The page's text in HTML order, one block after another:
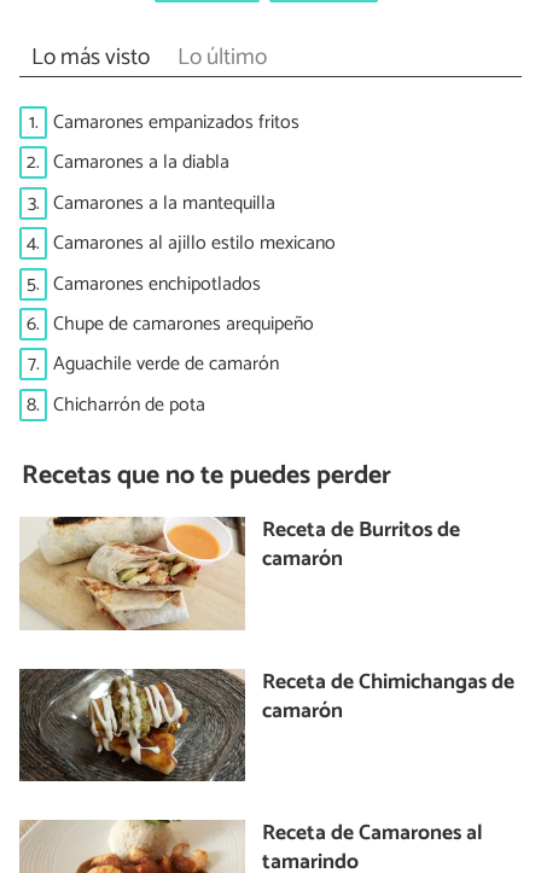
Lo más visto Lo último
1. Camarones empanizados fritos
2. Camarones a la diabla
3. Camarones a la mantequilla
4. Camarones al ajillo estilo mexicano
5. Camarones enchipotlados
6. Chupe de camarones arequipeño
7. Aguachile verde de camarón
8. Chicharrón de pota
Recetas que no te puedes perder
Receta de Burritos de
camarón
Receta de Chimichangas de
camarón
Receta de Camarones al
tamarindo